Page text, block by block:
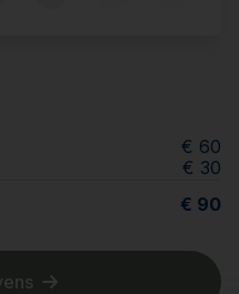
€ 60
€ 30
€ 90